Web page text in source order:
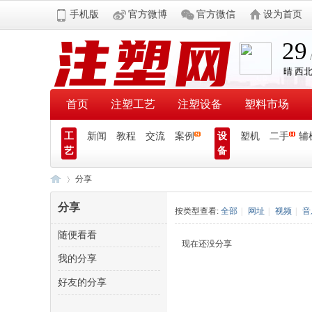
手机版 官方微博 官方微信 设为首页
首页 注塑工艺 注塑设备 塑料市场
工
艺
新闻 教程 交流 案例
设
备
塑机 二手 辅
注 ›
分享
分享
随便看看
我的分享
好友的分享
按类型查看: 全部 网址 视频
现在还没分享